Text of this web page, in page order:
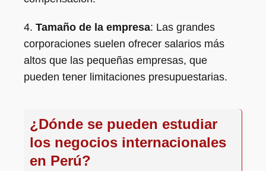
4. Tamaño de la empresa: Las grandes
corporaciones suelen ofrecer salarios más
altos que las pequeñas empresas, que
pueden tener limitaciones presupuestarias.
¿Dónde se pueden estudiar
los negocios internacionales
en Perú?